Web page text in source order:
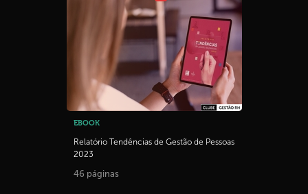
EBOOK
Relatório Tendências de Gestão de Pessoas
2023
46 páginas